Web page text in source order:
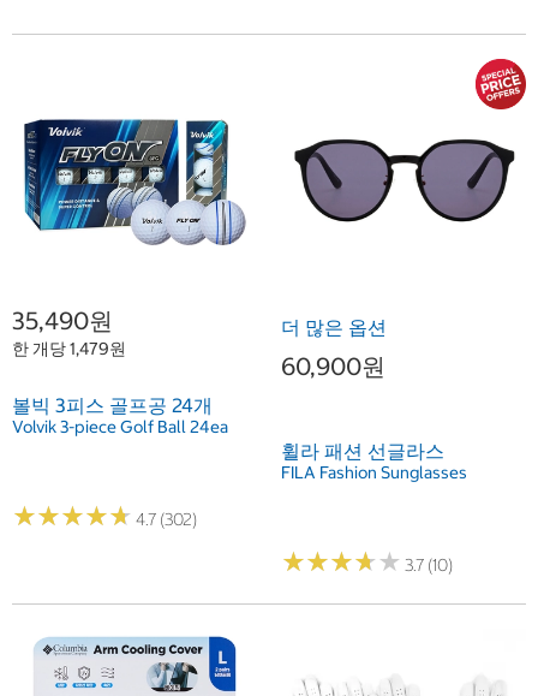
35,490원
한 개당 1,479원
볼빅 3피스 골프공 24개
Volvik 3-piece Golf Ball 24ea
★★★★★
★★★★★ 4.7 (302)
더 많은 옵션
60,900원
휠라 패션 선글라스
FILA Fashion Sunglasses
★★★★★
★★★★★ 3.7 (10)